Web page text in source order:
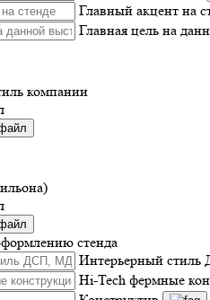
Главный акцент на
Главная цель на
компании
стенда
Интерьерный
Hi-Tech фермные